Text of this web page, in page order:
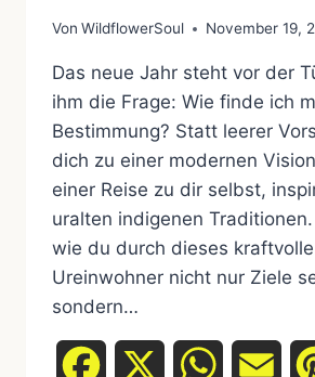
Von WildflowerSoul November 19,
Das neue Jahr steht vor der
ihm die Frage: Wie finde ich
Bestimmung? Statt leerer
dich zu einer modernen
einer Reise zu dir selbst,
uralten indigenen
wie du durch dieses
Ureinwohner nicht nur Ziele
sondern…
Facebook WhatsApp